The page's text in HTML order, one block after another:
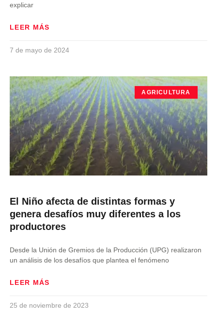
explicar
LEER MÁS
7 de mayo de 2024
AGRICULTURA
El Niño afecta de distintas formas y
genera desafíos muy diferentes a los
productores
Desde la Unión de Gremios de la Producción (UPG) realizaron
un análisis de los desafíos que plantea el fenómeno
LEER MÁS
25 de noviembre de 2023